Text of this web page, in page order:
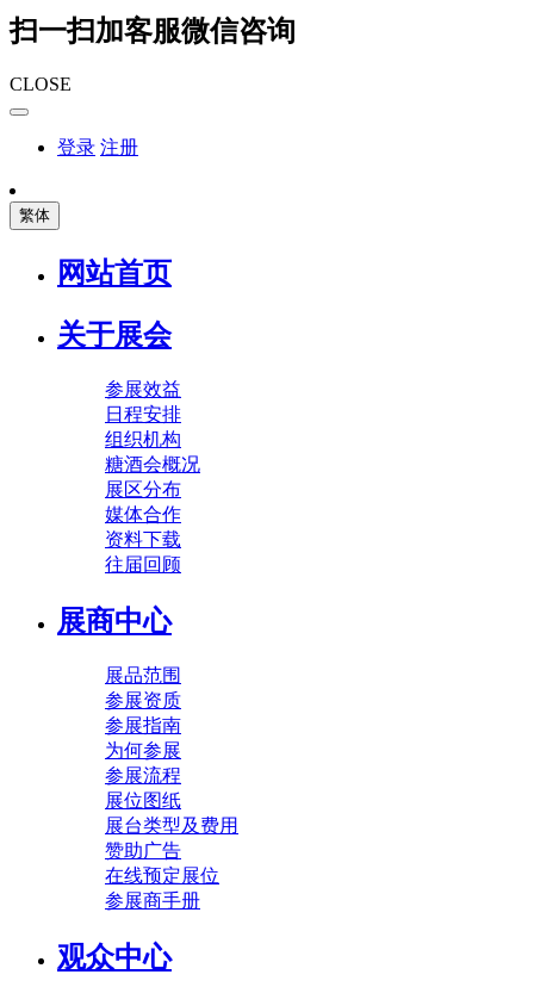
扫一扫加客服微信咨询
CLOSE
登录 注册
繁体
网站首页
关于展会
参展效益
日程安排
组织机构
糖酒会概况
展区分布
媒体合作
资料下载
往届回顾
展商中心
展品范围
参展资质
参展指南
为何参展
参展流程
展位图纸
展台类型及费用
赞助广告
在线预定展位
参展商手册
观众中心